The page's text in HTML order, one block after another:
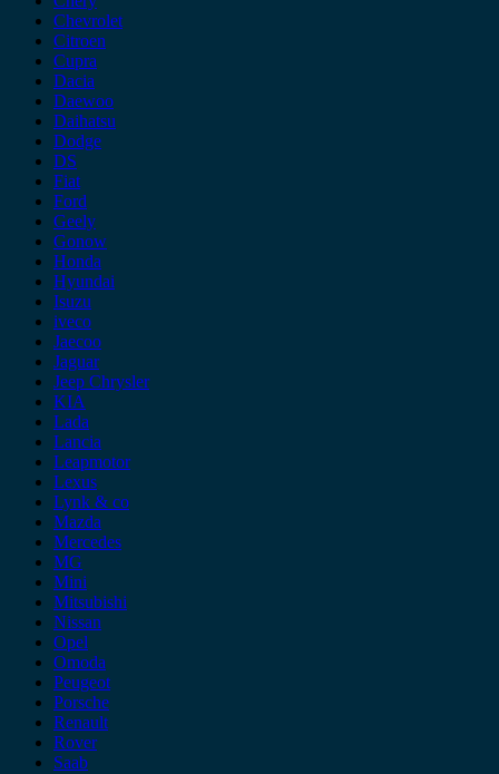
Chevrolet
Citroen
Cupra
Dacia
Daewoo
Daihatsu
Dodge
DS
Fiat
Ford
Geely
Gonow
Honda
Hyundai
Isuzu
iveco
Jaecoo
Jaguar
Jeep Chrysler
KIA
Lada
Lancia
Leapmotor
Lexus
Lynk & co
Mazda
Mercedes
MG
Mini
Mitsubishi
Nissan
Opel
Omoda
Peugeot
Porsche
Renault
Rover
Saab